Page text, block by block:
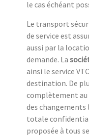
le cas échéant
Le transport
de service est
aussi par la
demande. La
ainsi le service
destination. De
complètement au
des changements
totale
proposée à tous